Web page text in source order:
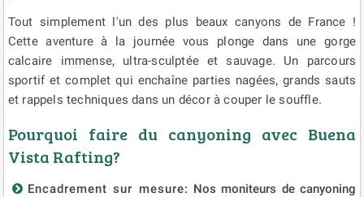
Tout simplement l'un des plus beaux canyons de France !
Cette aventure à la journée vous plonge dans une gorge
calcaire immense, ultra-sculptée et sauvage. Un parcours
sportif et complet qui enchaîne parties nagées, grands sauts
et rappels techniques dans un décor à couper le souffle.
Pourquoi faire du canyoning avec Buena
Vista Rafting?
Encadrement sur mesure: Nos moniteurs de canyoning